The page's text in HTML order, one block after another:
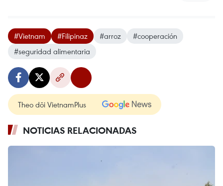
#Vietnam #Filipinaz #arroz
#cooperación
#seguridad alimentaria
Theo dõi VietnamPlus
NOTICIAS RELACIONADAS